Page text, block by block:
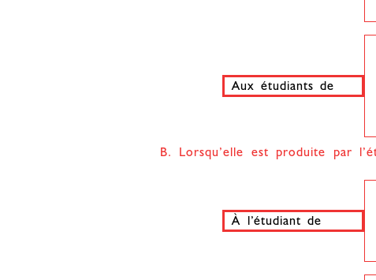
Aux étudiants de
B. Lorsqu’elle est produite par
À l’étudiant de